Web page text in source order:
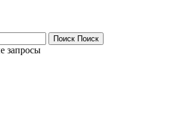
Поиск Поиск
запросы